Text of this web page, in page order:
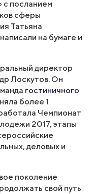
посланием
сферы
Татьяна
на бумаге и
директор
Лоскутов. Он
гостиничного
более 1
Чемпионат
2017, этапы
деловых и
поколение
свой путь